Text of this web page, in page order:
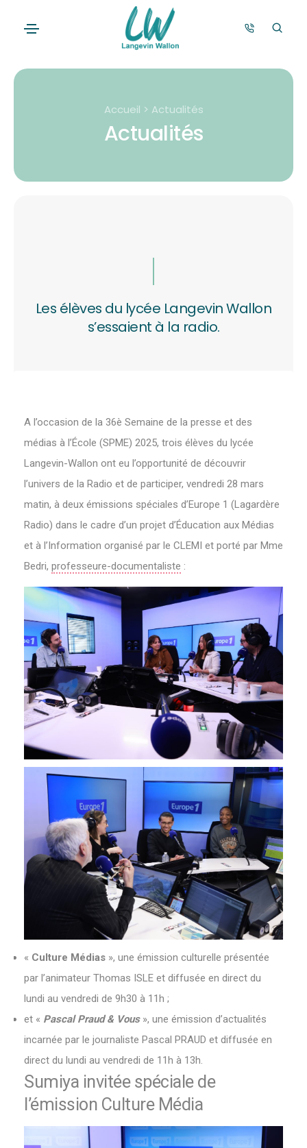
Accueil > Actualités
Actualités
Les élèves du lycée Langevin Wallon
s’essaient à la radio.
A l’occasion de la 36è Semaine de la presse et des
médias à l’École (SPME) 2025, trois élèves du lycée
Langevin-Wallon ont eu l’opportunité de découvrir
l’univers de la Radio et de participer, vendredi 28 mars
matin, à deux émissions spéciales d’Europe 1 (Lagardère
Radio) dans le cadre d’un projet d’Éducation aux Médias
et à l’Information organisé par le CLEMI et porté par Mme
Bedri, professeure-documentaliste :
« Culture Médias », une émission culturelle présentée
par l’animateur Thomas ISLE et diffusée en direct du
lundi au vendredi de 9h30 à 11h ;
et « Pascal Praud & Vous», une émission d’actualités
incarnée par le journaliste Pascal PRAUD et diffusée en
direct du lundi au vendredi de 11h à 13h.
Sumiya invitée spéciale de
l’émission Culture Média